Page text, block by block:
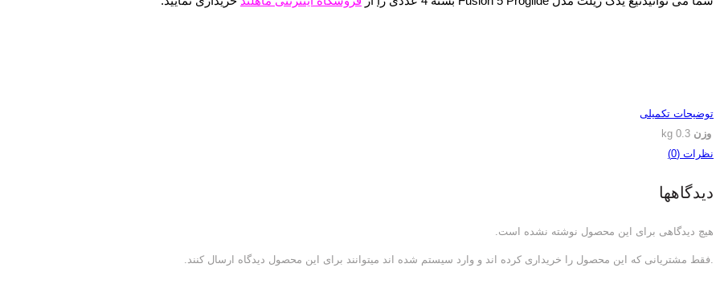
توضیحات تکمیلی
وزن 0.3 kg
نظرات (0)
دیدگاهها
هیچ دیدگاهی برای این محصول نوشته نشده است.
.فقط مشتریانی که این محصول را خریداری کرده اند و وارد سیستم شده اند میتوانند برای این محصول دیدگاه ارسال کنند.